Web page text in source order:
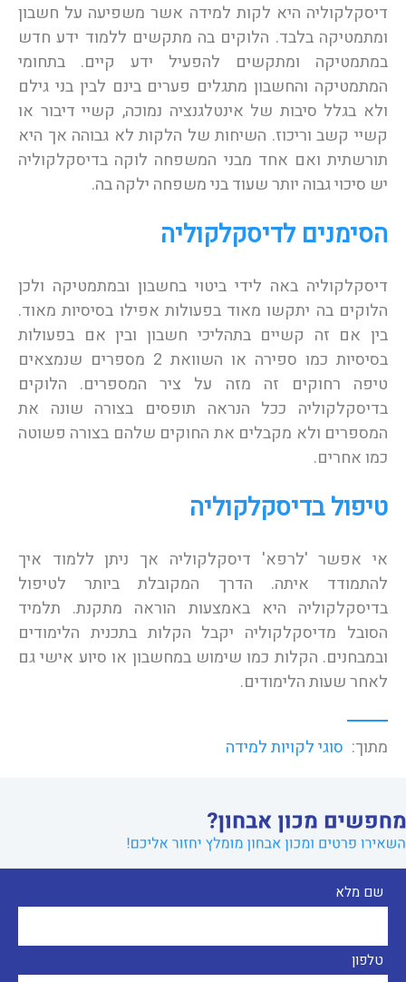
דיסקלקוליה היא לקות למידה אשר משפיעה על חשבון
ומתמטיקה בלבד. הלוקים בה מתקשים ללמוד ידע חדש
במתמטיקה ומתקשים להפעיל ידע קיים. בתחומי
המתמטיקה והחשבון מתגלים פערים בינם לבין בני גילם
ולא בגלל סיבות של אינטלגנציה נמוכה, קשיי דיבור או
קשיי קשב וריכוז. השיחות של הלקות לא גבוהה אך היא
תורשתית ואם אחד מבני המשפחה לוקה בדיסקלקוליה
יש סיכוי גבוה יותר שעוד בני משפחה ילקה בה.
הסימנים לדיסקלקוליה
דיסקלקוליה באה לידי ביטוי בחשבון ובמתמטיקה ולכן
הלוקים בה יתקשו מאוד בפעולות אפילו בסיסיות מאוד.
בין אם זה קשיים בתהליכי חשבון ובין אם בפעולות
בסיסיות כמו ספירה או השוואת 2 מספרים שנמצאים
טיפה רחוקים זה מזה על ציר המספרים. הלוקים
בדיסקלקוליה ככל הנראה תופסים בצורה שונה את
המספרים ולא מקבלים את החוקים שלהם בצורה פשוטה
כמו אחרים.
טיפול בדיסקלקוליה
אי אפשר 'לרפא' דיסקלקוליה אך ניתן ללמוד איך
להתמודד איתה. הדרך המקובלת ביותר לטיפול
בדיסקלקוליה היא באמצעות הוראה מתקנת. תלמיד
הסובל מדיסקלקוליה יקבל הקלות בתכנית הלימודים
ובמבחנים. הקלות כמו שימוש במחשבון או סיוע אישי גם
לאחר שעות הלימודים.
מתוך: סוגי לקויות למידה
שם מלא
טלפון